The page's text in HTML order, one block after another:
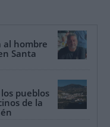
Especiales
al hombre
Santa
pueblos
de la